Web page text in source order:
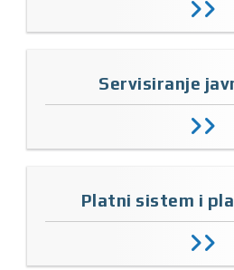
Servisiranje
Platni sistem i